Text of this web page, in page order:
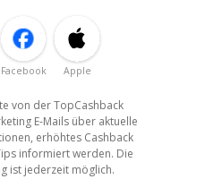
Facebook Apple
von der TopCashback
E-Mails über aktuelle
erhöhtes Cashback
informiert werden. Die
ist jederzeit möglich.